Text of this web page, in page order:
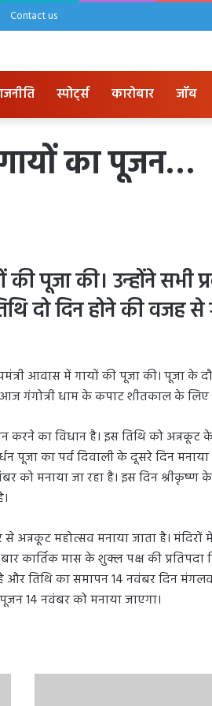
Contact us
स्पोर्ट्स कारोबार जॉब
का पूजन…
पूजा की। उन्होंने सभी
दो दिन होने की वजह से
आवास में गायों की पूजा की। पूजा के
गंगोत्री धाम के कपाट शीतकाल के
करने का विधान है। इस तिथि को अन्नकूट
पूजा का पर्व दिवाली के दूसरे दिन
को मनाया जा रहा है। इस दिन श्रीकृष्ण
महोत्सव मनाया जाता है। मंदिरों
कार्तिक मास के शुक्ल पक्ष की
और तिथि का समापन 14 नवंबर दिन
14 नवंबर को मनाया जाएगा।